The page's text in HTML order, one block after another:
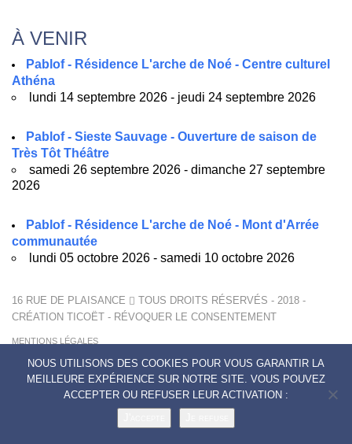
À VENIR
Pablof - Résidence L'arche de Noé - Centre culturel
Athéna
lundi 14 septembre 2026 - jeudi 24 septembre 2026
Pablof - Sieste Sauvage - Ouverture de saison de
Très Tôt Théâtre
samedi 26 septembre 2026 - dimanche 27 septembre
2026
Pablof - Résidence L'arche de Noé - Mont d'Arrée
communautée
lundi 05 octobre 2026 - samedi 10 octobre 2026
16 RUE DE PLAISANCE
TOUS DROITS RÉSERVÉS - 2018 -
CRÉATION TICOËT - RÉVOQUER LE CONSENTEMENT
MENTIONS LÉGALES
NOUS UTILISONS DES COOKIES POUR VOUS GARANTIR LA
MEILLEURE EXPÉRIENCE SUR NOTRE SITE. VOUS POUVEZ
ACCEPTER OU REFUSER LEUR ACTIVATION :